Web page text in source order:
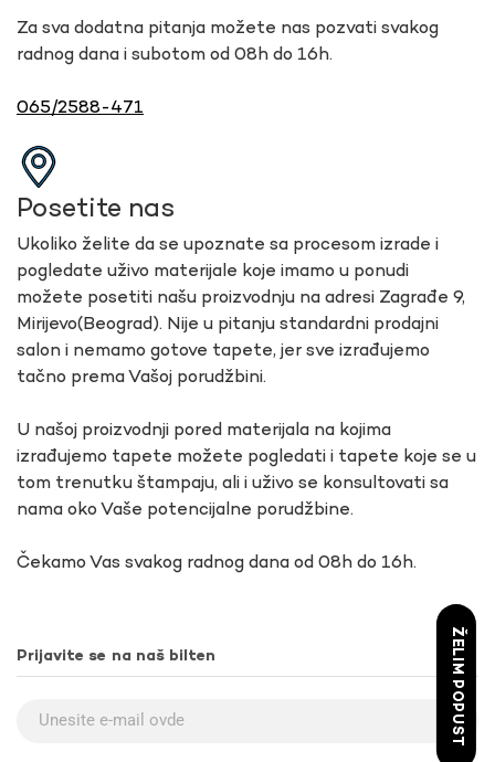
Za sva dodatna pitanja možete nas pozvati svakog
radnog dana i subotom od 08h do 16h.
065/2588-471
Posetite nas
Ukoliko želite da se upoznate sa procesom izrade i
pogledate uživo materijale koje imamo u ponudi
možete posetiti našu proizvodnju na adresi Zagrađe 9,
Mirijevo(Beograd). Nije u pitanju standardni prodajni
salon i nemamo gotove tapete, jer sve izrađujemo
tačno prema Vašoj porudžbini.
U našoj proizvodnji pored materijala na kojima
izrađujemo tapete možete pogledati i tapete koje se u
tom trenutku štampaju, ali i uživo se konsultovati sa
nama oko Vaše potencijalne porudžbine.
Čekamo Vas svakog radnog dana od 08h do 16h.
Prijavite se na naš bilten ŽELIM POPUST